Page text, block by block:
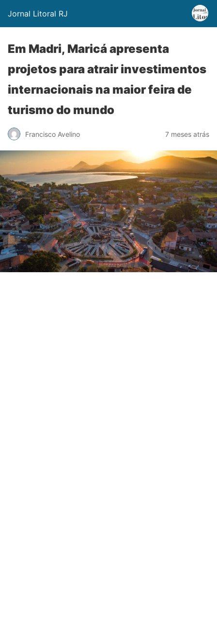
Jornal Litoral RJ
Em Madri, Maricá apresenta
projetos para atrair investimentos
internacionais na maior feira de
turismo do mundo
Francisco Avelino 7 meses atrás